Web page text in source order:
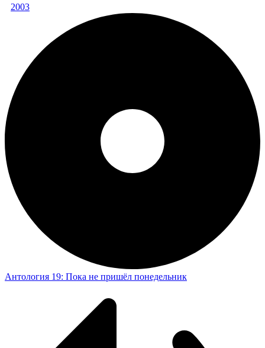
2003
Антология 19: Пока не пришёл понедельник